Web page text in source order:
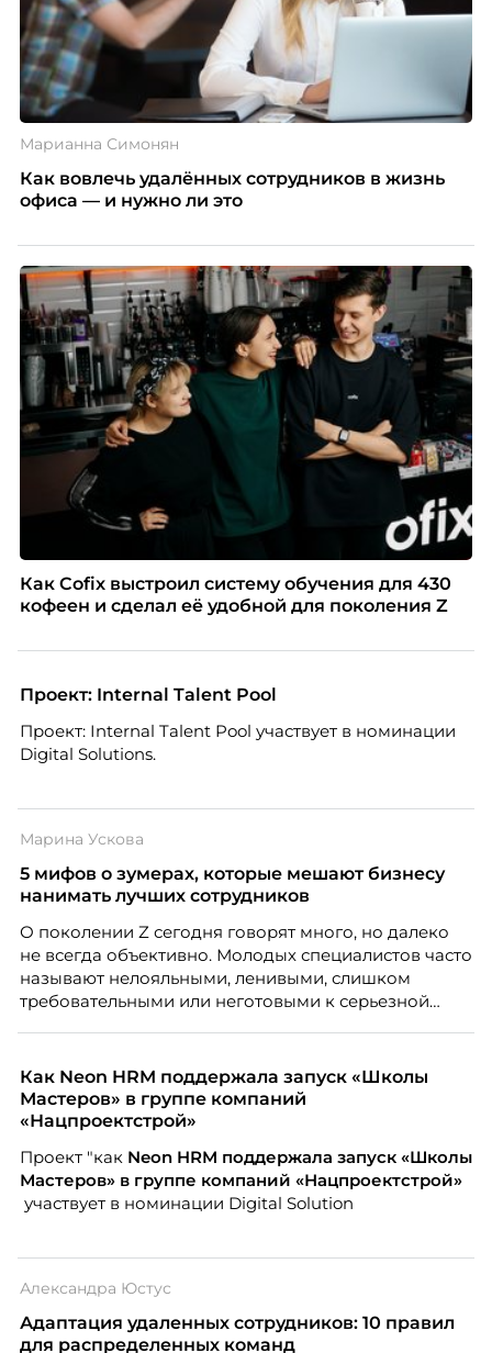
Марианна Симонян
Как вовлечь удалённых сотрудников в жизнь
офиса — и нужно ли это
Как Cofix выстроил систему обучения для 430
кофеен и сделал её удобной для поколения Z
Проект: Internal Talent Pool
Проект: Internal Talent Pool участвует в номинации
Digital Solutions.
Марина Ускова
5 мифов о зумерах, которые мешают бизнесу
нанимать лучших сотрудников
О поколении Z сегодня говорят много, но далеко
не всегда объективно. Молодых специалистов часто
называют нелояльными, ленивыми, слишком
требовательными или неготовыми к серьезной
кадровых ошибок. В этой статье Марина Ускова,
руководитель отдела подбора персонала
рекрутинговой компании, разбирает самые
почему устаревшие представления мешают
бизнесу находить и удерживать сильных
сотрудников.
Как Neon HRM поддержала запуск «Школы
Мастеров» в группе компаний
«Нацпроектстрой»
Проект "какNeon HRM поддержала запуск «Школы
Мастеров» в группе компаний «Нацпроектстрой»
участвует в номинации Digital Solution
Александра Юстус
Адаптация удаленных сотрудников: 10 правил
для распределенных команд